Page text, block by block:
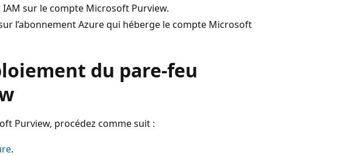
sur le compte Microsoft Purview.
l’abonnement Azure qui héberge le compte Microsoft
du pare-feu
Purview, procédez comme suit :
.